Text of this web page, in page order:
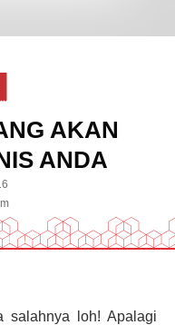
AKAN
ANDA
salahnya loh! Apalagi